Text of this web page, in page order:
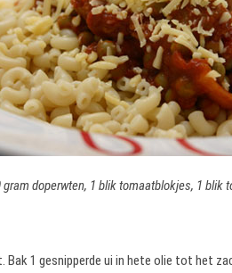
doperwten, 1 blik tomaatblokjes, 1 blik
1 gesnipperde ui in hete olie tot het